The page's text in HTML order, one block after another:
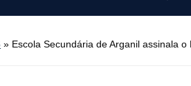
» Escola Secundária de Arganil assinala